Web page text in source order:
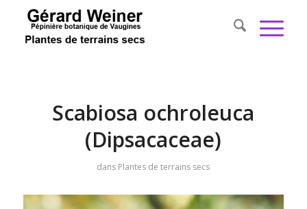
Scabiosa ochroleuca
(Dipsacaceae)
dans Plantes de terrains secs